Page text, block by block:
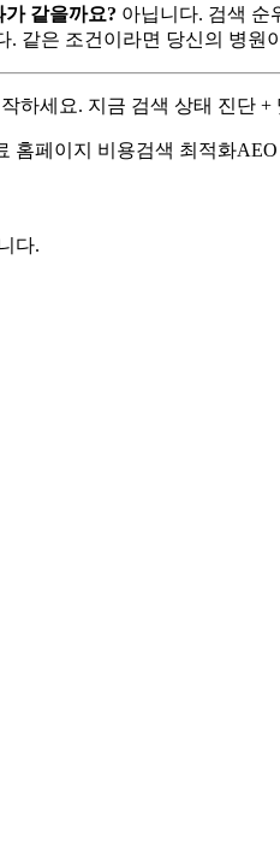
같을까요? 아닙니다. 검색 순
. 같은 조건이라면 당신의 병원
하세요. 지금 검색 상태 진단
홈페이지 비용검색 최적화AEO
다.